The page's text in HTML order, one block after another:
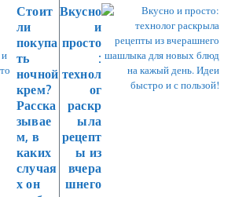
Стоит
ли
покупа
ть
ночной
крем?
Расска
зывае
м, в
каких
случая
х он
Вкусно
и
просто
:
технол
ог
раскр
ыла
рецепт
ы из
вчера
шнего